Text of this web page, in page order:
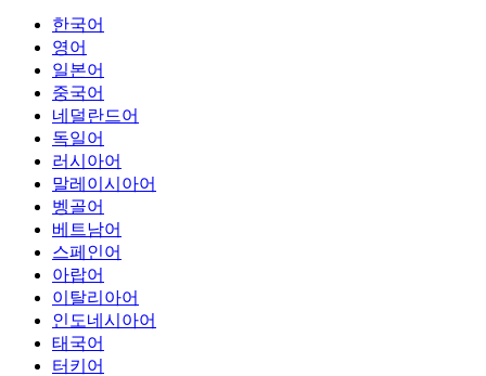
한국어
영어
일본어
중국어
네덜란드어
독일어
러시아어
말레이시아어
벵골어
베트남어
스페인어
아랍어
이탈리아어
인도네시아어
태국어
터키어